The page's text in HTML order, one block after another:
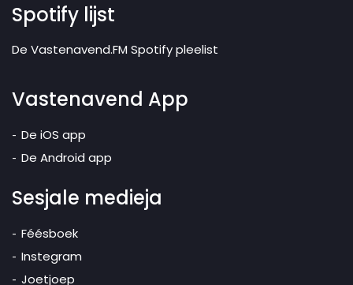
Spotify lijst
De Vastenavend.FM Spotify pleelist
Vastenavend App
De iOS app
De Android app
Sesjale medieja
Féésboek
Instegram
Joetjoep